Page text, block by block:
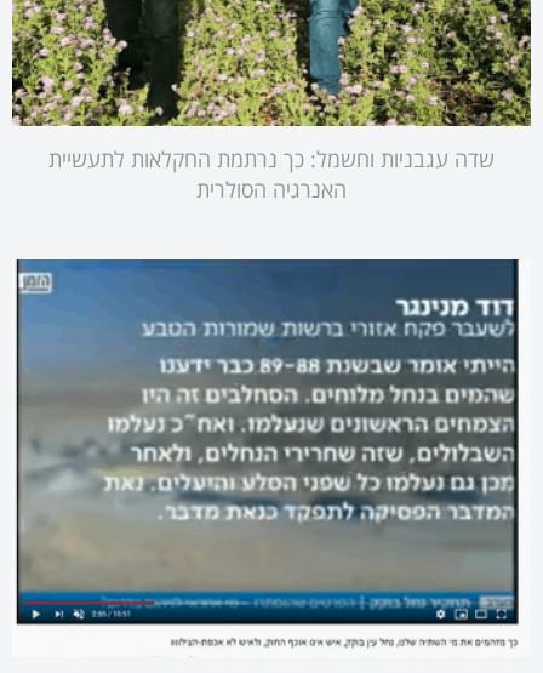
שדה עגבניות וחשמל: כך נרתמת החקלאות לתעשיית
האנרגיה הסולרית